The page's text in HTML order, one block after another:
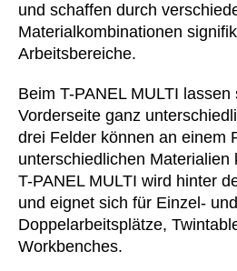
Irland(IE)
Israel(IL)
Italien
Japan(JP)
Jordanien(JO)
Kanada (CA)
Kasachstan
Kenia(KE)
Kroatien(HR)
Kuwait(KW)
und schaffen durch
Materialkombinationen
Arbeitsbereiche.
Beim T-PANEL MULTI lassen
Vorderseite ganz
drei Felder können an einem
unterschiedlichen Materialien
T-PANEL MULTI wird hinter
und eignet sich für Einzel- und
Doppelarbeitsplätze,
Workbenches.